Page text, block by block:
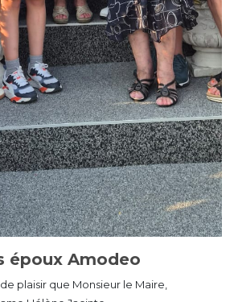
époux Amodeo
plaisir que Monsieur le Maire,